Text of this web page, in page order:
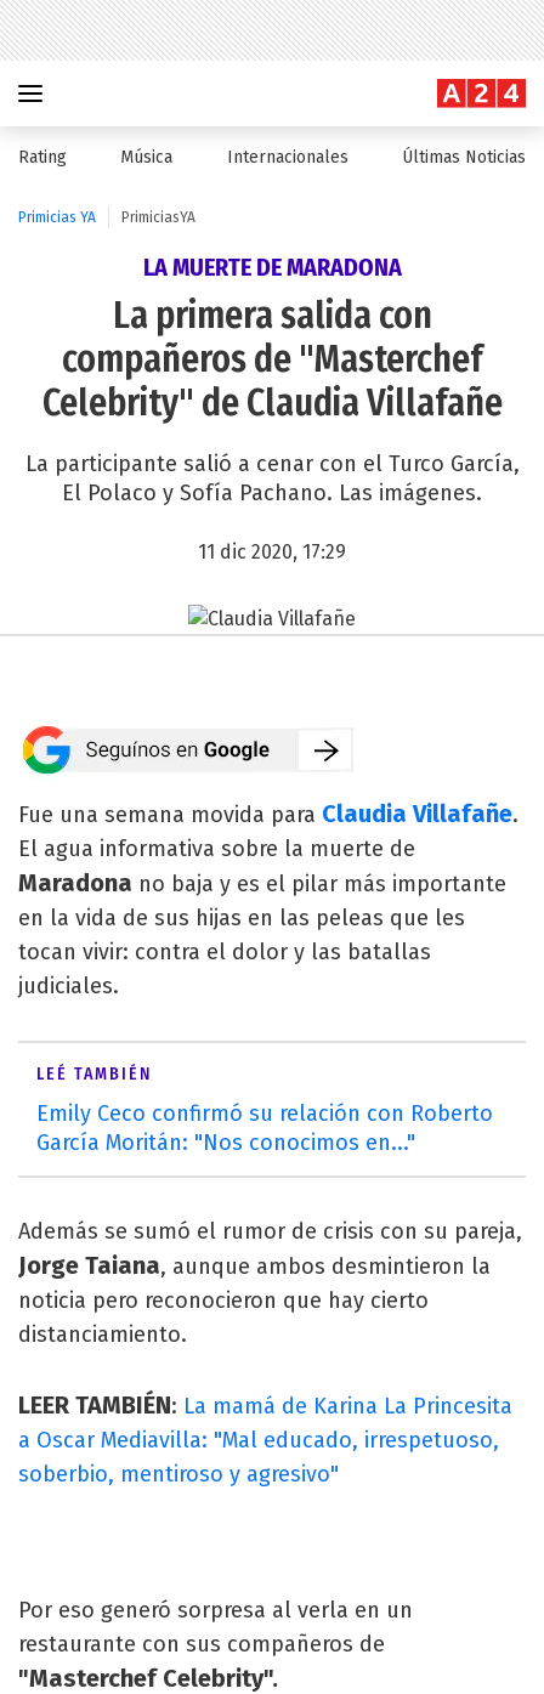
Rating Música Internacionales Últimas Noticias
Primicias YA PrimiciasYA
LA MUERTE DE MARADONA
La primera salida con
compañeros de "Masterchef
Celebrity" de Claudia Villafañe
La participante salió a cenar con el Turco García,
El Polaco y Sofía Pachano. Las imágenes.
11 dic 2020, 17:29
Fue una semana movida para Claudia Villafañe.
El agua informativa sobre la muerte de
Maradona no baja y es el pilar más importante
en la vida de sus hijas en las peleas que les
tocan vivir: contra el dolor y las batallas
judiciales.
LEÉ TAMBIÉN
Emily Ceco confirmó su relación con Roberto
García Moritán: "Nos conocimos en..."
Además se sumó el rumor de crisis con su pareja,
Jorge Taiana, aunque ambos desmintieron la
noticia pero reconocieron que hay cierto
distanciamiento.
LEER TAMBIÉN: La mamá de Karina La Princesita
a Oscar Mediavilla: "Mal educado, irrespetuoso,
soberbio, mentiroso y agresivo"
Por eso generó sorpresa al verla en un
restaurante con sus compañeros de
"Masterchef Celebrity".